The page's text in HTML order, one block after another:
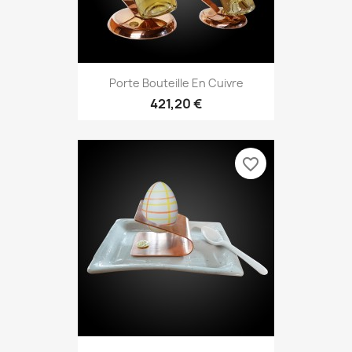
Porte Bouteille En Cuivre
421,20 €
favorite_border